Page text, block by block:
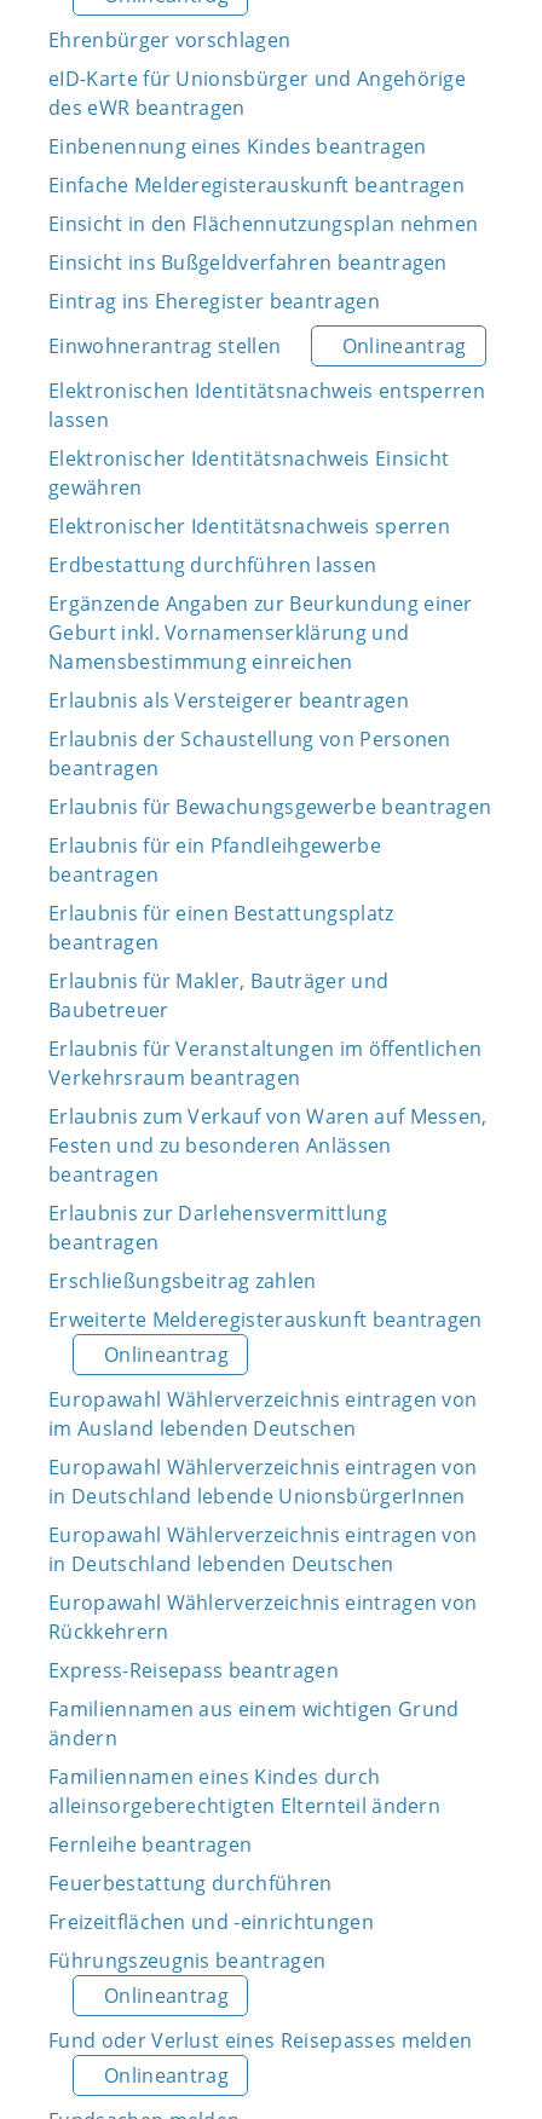
Ehrenbürger vorschlagen
eID-Karte für Unionsbürger und Angehörige
des eWR beantragen
Einbenennung eines Kindes beantragen
Einfache Melderegisterauskunft beantragen
Einsicht in den Flächennutzungsplan nehmen
Einsicht ins Bußgeldverfahren beantragen
Eintrag ins Eheregister beantragen
Einwohnerantrag stellen
Onlineantrag
Elektronischen Identitätsnachweis entsperren
lassen
Elektronischer Identitätsnachweis Einsicht
gewähren
Elektronischer Identitätsnachweis sperren
Erdbestattung durchführen lassen
Ergänzende Angaben zur Beurkundung einer
Geburt inkl. Vornamenserklärung und
Namensbestimmung einreichen
Erlaubnis als Versteigerer beantragen
Erlaubnis der Schaustellung von Personen
beantragen
Erlaubnis für Bewachungsgewerbe beantragen
Erlaubnis für ein Pfandleihgewerbe
beantragen
Erlaubnis für einen Bestattungsplatz
beantragen
Erlaubnis für Makler, Bauträger und
Baubetreuer
Erlaubnis für Veranstaltungen im öffentlichen
Verkehrsraum beantragen
Erlaubnis zum Verkauf von Waren auf Messen,
Festen und zu besonderen Anlässen
beantragen
Erlaubnis zur Darlehensvermittlung
beantragen
Erschließungsbeitrag zahlen
Erweiterte Melderegisterauskunft beantragen
Onlineantrag
Europawahl Wählerverzeichnis eintragen von
im Ausland lebenden Deutschen
Europawahl Wählerverzeichnis eintragen von
in Deutschland lebende UnionsbürgerInnen
Europawahl Wählerverzeichnis eintragen von
in Deutschland lebenden Deutschen
Europawahl Wählerverzeichnis eintragen von
Rückkehrern
Express-Reisepass beantragen
Familiennamen aus einem wichtigen Grund
ändern
Familiennamen eines Kindes durch
alleinsorgeberechtigten Elternteil ändern
Fernleihe beantragen
Feuerbestattung durchführen
Freizeitflächen und -einrichtungen
Führungszeugnis beantragen
Onlineantrag
Fund oder Verlust eines Reisepasses melden
Onlineantrag